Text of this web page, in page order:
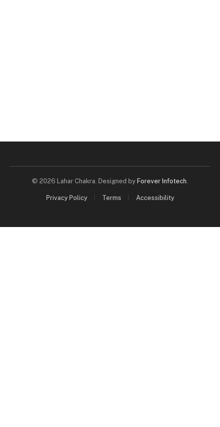
© 2026 Lahar Chakra. Designed by Forever Infotech
Privacy Policy Terms Accessibility